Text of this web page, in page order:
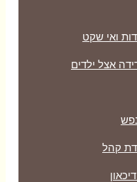
ואי שקט
אצל ילדים
קהל